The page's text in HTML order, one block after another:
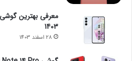
1403
28 اسفند 1403